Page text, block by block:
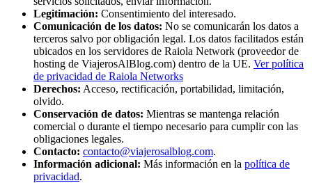
Legitimación: Consentimiento del interesado.
Comunicación de los datos: No se comunicarán los datos a
terceros salvo por obligación legal. Los datos facilitados están
ubicados en los servidores de Raiola Network (proveedor de
hosting de ViajerosAlBlog.com) dentro de la UE. Ver política
de privacidad de Raiola Networks
Derechos: Acceso, rectificación, portabilidad, limitación,
olvido.
Conservación de datos: Mientras se mantenga relación
comercial o durante el tiempo necesario para cumplir con las
obligaciones legales.
Contacto: contacto@viajerosalblog.com.
Información adicional: Más información en la política de
privacidad.